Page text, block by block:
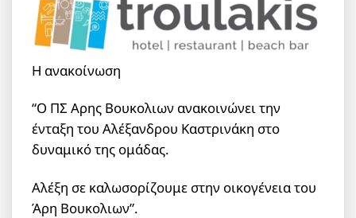
Η ανακοίνωση
“Ο ΠΣ Αρης Βουκολιων ανακοινώνει την
ένταξη του Αλέξανδρου Καστρινάκη στο
δυναμικό της ομάδας.
Αλέξη σε καλωσορίζουμε στην οικογένεια του
Άρη Βουκολιων”.